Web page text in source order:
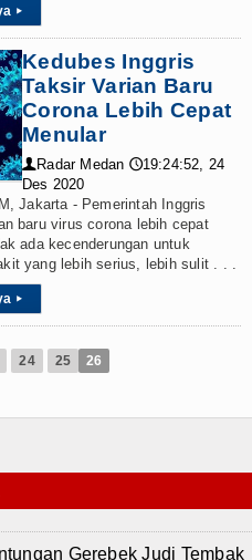
▸
Kedubes Inggris
Taksir Varian Baru
Corona Lebih Cepat
Menular
👤 Radar Medan 🕔19:24:52, 24
Des 2020
Jakarta - Pemerintah Inggris
baru virus corona lebih cepat
ada kecenderungan untuk
yang lebih serius, lebih sulit . . .
▸
24 25 26
Gerebek Judi Tembak